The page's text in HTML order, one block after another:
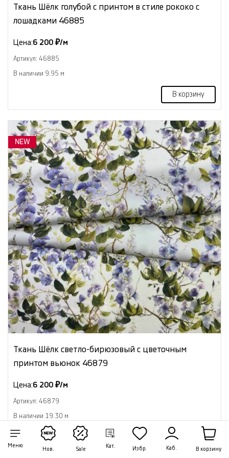
Меню
Нов. Sale
Кат. Избр. Каб. В корзину
Ткань Шёлк голубой с принтом в стиле рококо с
лошадками 46885
Цена:6 200 ₽/м
Артикул: 46885
В наличии 9.95 м
В корзину
NEW
Ткань Шёлк светло-бирюзовый с цветочным
принтом вьюнок 46879
Цена:6 200 ₽/м
Артикул: 46879
В наличии 19.30 м
В корзину